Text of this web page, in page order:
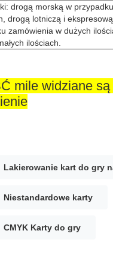
drogą morską w
drogą lotniczą i
zamówienia w dużych
ilościach.
mile widziane
Lakierowanie kart do gry
Niestandardowe karty
CMYK Karty do gry